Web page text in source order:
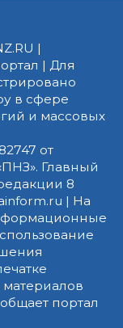
|
| Для
в сфере
и массовых
от
Главный
8
| На
портал